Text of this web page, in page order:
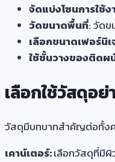
จัดแบ่งโซนการใช้ง
วัดขนาดพื้นที่: วัดข
เลือกขนาดเฟอร์นิ
ใช้ชั้นวางของติดผ
เลือกใช้วัสดุอ
วัสดุมีบทบาทสำคัญต่อทั้ง
เคาน์เตอร์:เลือกวัสดุที่มีผิ